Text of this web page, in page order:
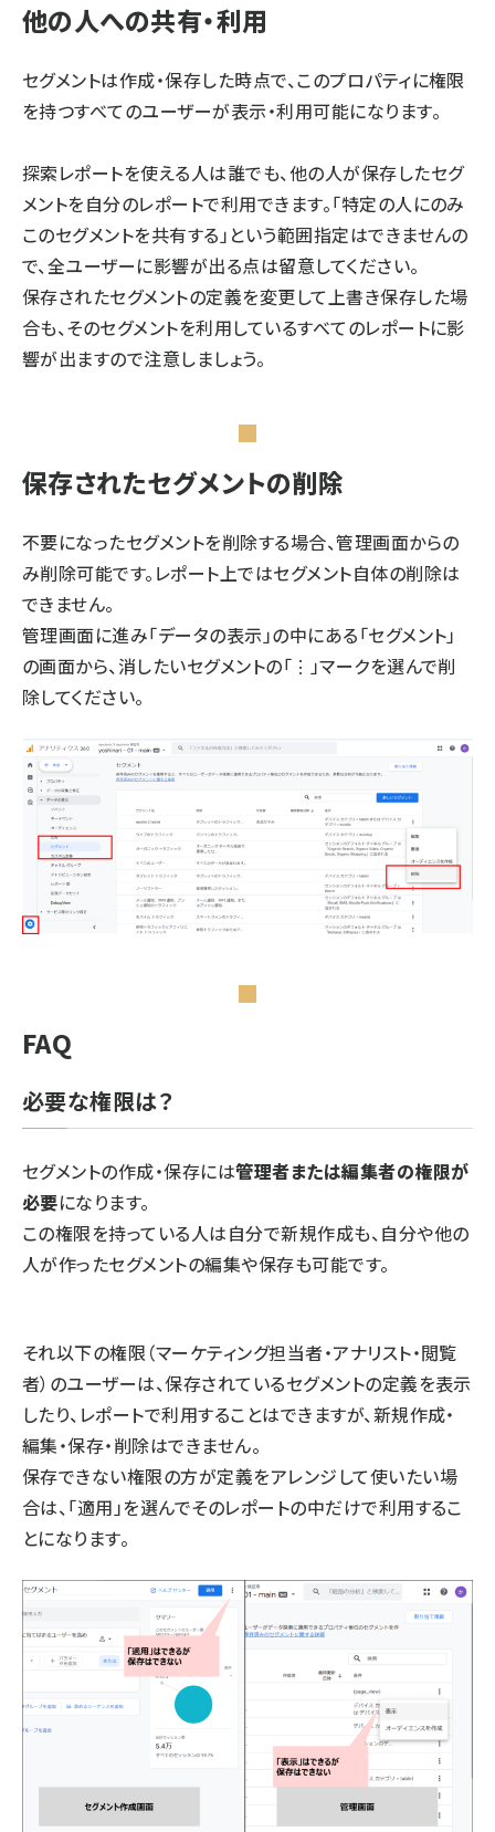
他の人への共有・利用
セグメントは作成・保存した時点で、このプロパティに権限
を持つすべてのユーザーが表示・利用可能になります。
探索レポートを使える人は誰でも、他の人が保存したセグ
メントを自分のレポートで利用できます。「特定の人にのみ
このセグメントを共有する」という範囲指定はできませんの
で、全ユーザーに影響が出る点は留意してください。
保存されたセグメントの定義を変更して上書き保存した場
合も、そのセグメントを利用しているすべてのレポートに影
響が出ますので注意しましょう。
保存されたセグメントの削除
不要になったセグメントを削除する場合、管理画面からの
み削除可能です。レポート上ではセグメント自体の削除は
できません。
管理画面に進み「データの表示」の中にある「セグメント」
の画面から、消したいセグメントの「⋮」マークを選んで削
除してください。
FAQ
必要な権限は？
セグメントの作成・保存には管理者または編集者の権限が
必要になります。
この権限を持っている人は自分で新規作成も、自分や他の
人が作ったセグメントの編集や保存も可能です。
それ以下の権限（マーケティング担当者・アナリスト・閲覧
者）のユーザーは、保存されているセグメントの定義を表示
したり、レポートで利用することはできますが、新規作成・
編集・保存・削除はできません。
保存できない権限の方が定義をアレンジして使いたい場
合は、「適用」を選んでそのレポートの中だけで利用するこ
とになります。